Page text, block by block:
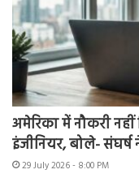
अमेरिका में नौकरी
इंजीनियर, बोले-
29 July 2026 - 8:00 PM